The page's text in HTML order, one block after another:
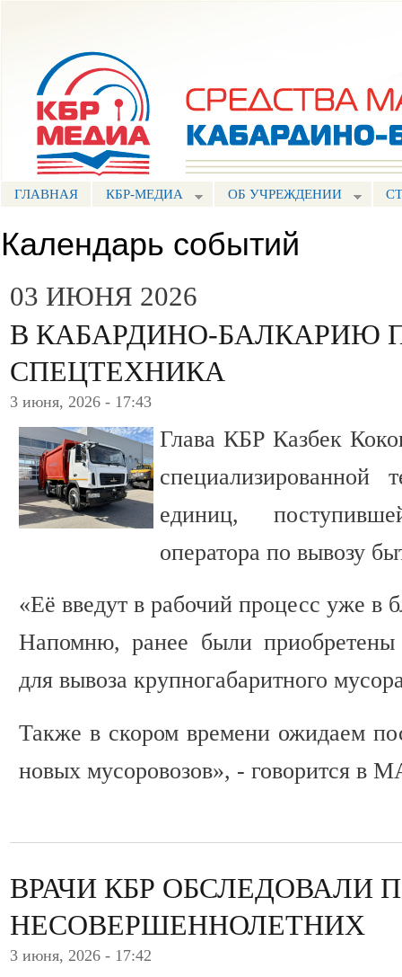
ГЛАВНАЯ КБР-МЕДИА ОБ УЧРЕЖДЕНИИ
Календарь событий
03 ИЮНЯ 2026
В КАБАРДИНО-БАЛКАРИЮ
СПЕЦТЕХНИКА
3 июня, 2026 - 17:43
Глава КБР Казбек
специализированной
единиц,
оператора по вывозу
«Её введут в рабочий процесс уже в
Напомню, ранее были приобретены
для вывоза крупногабаритного
Также в скором времени ожидаем
новых мусоровозов», - говорится в
ВРАЧИ КБР ОБСЛЕДОВАЛИ
НЕСОВЕРШЕННОЛЕТНИХ
3 июня, 2026 - 17:42